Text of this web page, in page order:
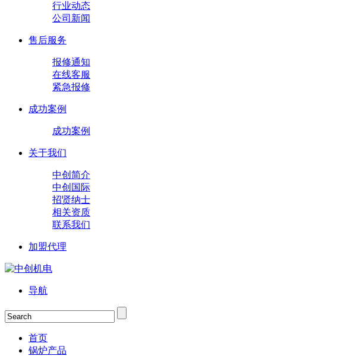
行业动态
公司新闻
售后服务
报修通知
在线客服
紧急报修
成功案例
成功案例
关于我们
中创简介
中创国际
招贤纳士
相关资质
联系我们
加盟代理
导航
首页
锅炉产品